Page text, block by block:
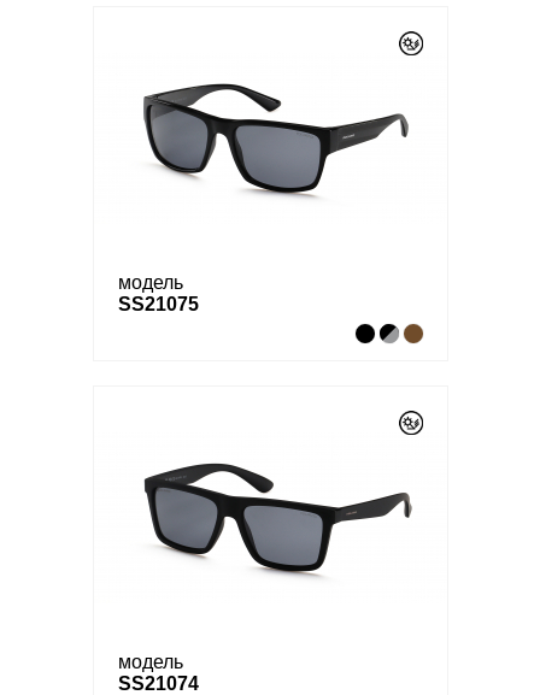
модель
SS21075
модель
SS21074